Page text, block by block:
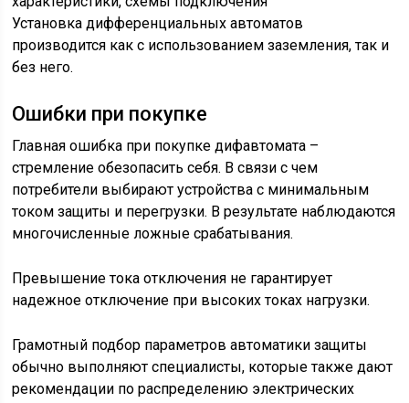
Установка дифференциальных автоматов
производится как с использованием заземления, так и
без него.
Ошибки при покупке
Главная ошибка при покупке дифавтомата –
стремление обезопасить себя. В связи с чем
потребители выбирают устройства с минимальным
током защиты и перегрузки. В результате наблюдаются
многочисленные ложные срабатывания.
Превышение тока отключения не гарантирует
надежное отключение при высоких токах нагрузки.
Грамотный подбор параметров автоматики защиты
обычно выполняют специалисты, которые также дают
рекомендации по распределению электрических